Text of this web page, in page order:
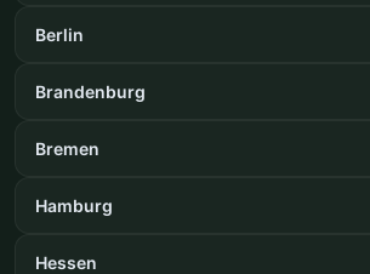
Berlin
Brandenburg
Bremen
Hamburg
Hessen